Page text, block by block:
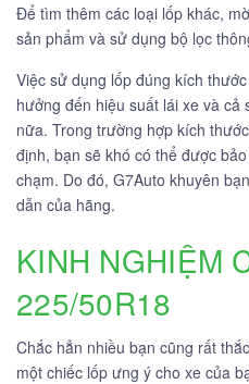
Để tìm thêm các loại lốp khác,
sản phẩm và sử dụng bộ lọc
Việc sử dụng lốp đúng kích
hưởng đến hiệu suất lái xe và
nữa. Trong trường hợp kích
định, bạn sẽ khó có thể được
chạm. Do đó, G7Auto khuyên
dẫn của hãng.
KINH NGHIỆM
225/50R18
Chắc hẳn nhiều bạn cũng rất
một chiếc lốp ưng ý cho xe của